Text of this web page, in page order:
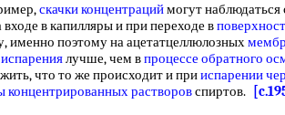
скачки концентрациймогут наблюдаться
входе в капилляры и при переходе в
именно поэтому на ацетатцеллюлозных
лучше, чем впроцессе обратного
что то же происходит и прииспарении
концентрированных растворовспиртов.